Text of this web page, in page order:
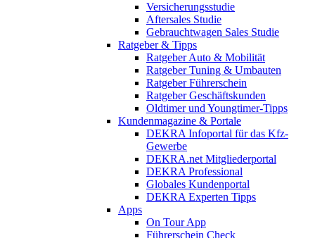
Versicherungsstudie
Aftersales Studie
Gebrauchtwagen Sales Studie
Ratgeber & Tipps
Ratgeber Auto & Mobilität
Ratgeber Tuning & Umbauten
Ratgeber Führerschein
Ratgeber Geschäftskunden
Oldtimer und Youngtimer-Tipps
Kundenmagazine & Portale
DEKRA Infoportal für das Kfz-
Gewerbe
DEKRA.net Mitgliederportal
DEKRA Professional
Globales Kundenportal
DEKRA Experten Tipps
Apps
On Tour App
Führerschein Check